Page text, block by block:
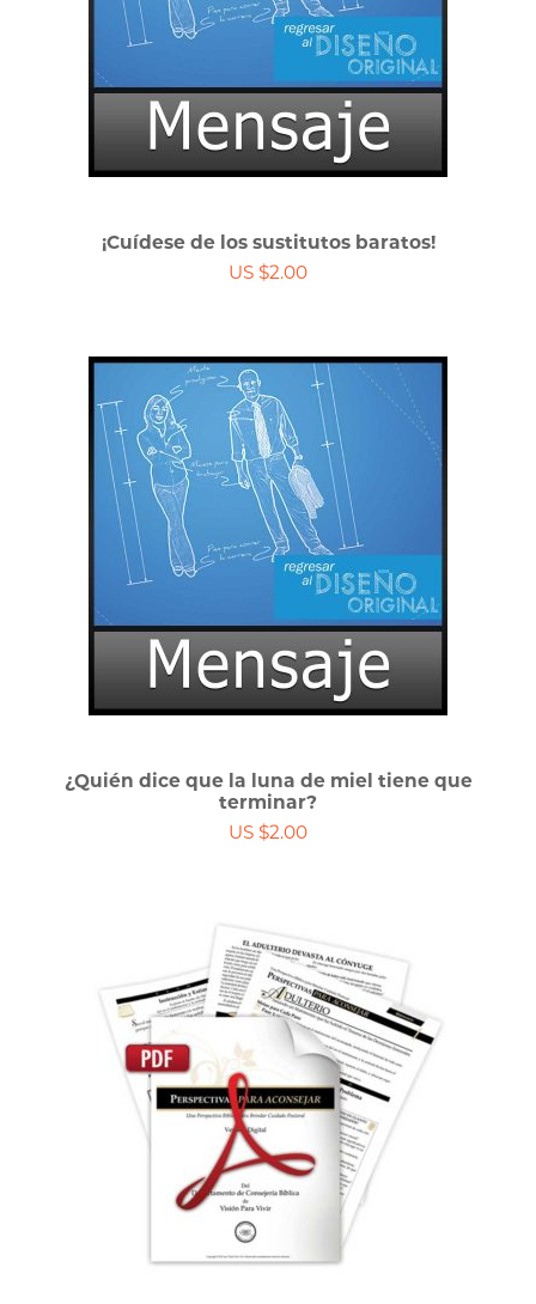
¡Cuídese de los sustitutos baratos!
US $2.00
¿Quién dice que la luna de miel tiene que
terminar?
US $2.00